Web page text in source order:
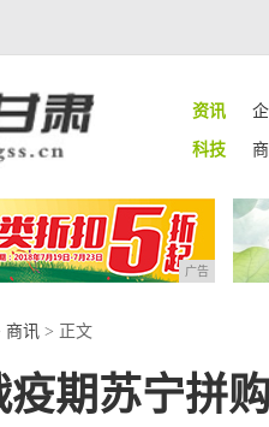
资讯
科技
广告
商讯 > 正文
期苏宁拼